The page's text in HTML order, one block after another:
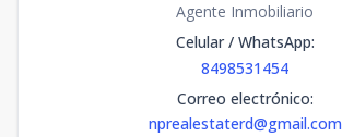
Agente Inmobiliario
Celular / WhatsApp:
8498531454
Correo electrónico:
nprealestaterd@gmail.com